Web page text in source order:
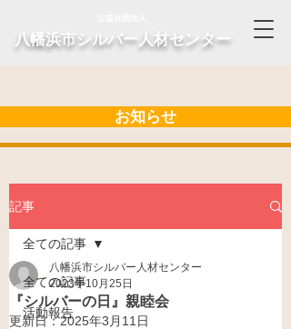
​八幡浜市シルバー人材センター
お知らせ
記事
全ての記事
活動報告
全ての記事
『シルバーの日』親睦会
八幡浜市シルバー人材センター
2023年10月25日
更新日：2025年3月11日